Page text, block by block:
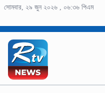
সোমবার, ২৯ জুন ২০২৬ , ০৬:৩৬ পিএম